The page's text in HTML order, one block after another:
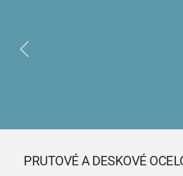
PRUTOVÉ A DESKOVÉ